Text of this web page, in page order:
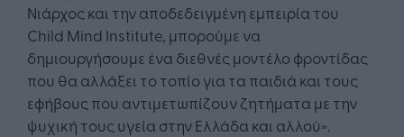
Νιάρχος και την αποδεδειγμένη εμπειρία του
Child Mind Institute, μπορούμε να
δημιουργήσουμε ένα διεθνές μοντέλο φροντίδας
που θα αλλάξει το τοπίο για τα παιδιά και τους
εφήβους που αντιμετωπίζουν ζητήματα με την
ψυχική τους υγεία στην Ελλάδα και αλλού».